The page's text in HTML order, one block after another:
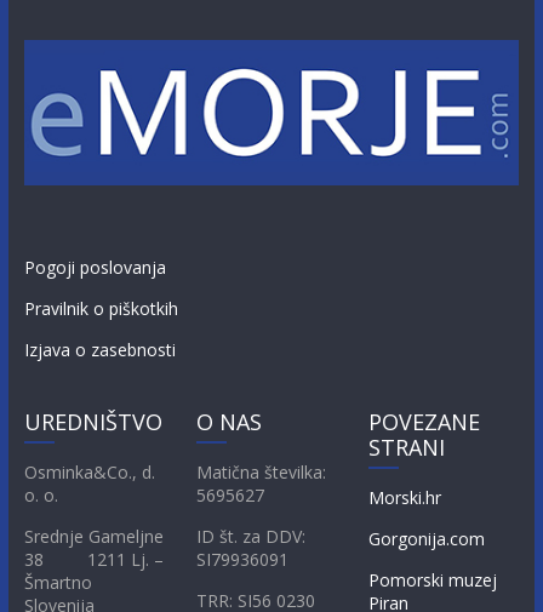
Pogoji poslovanja
Pravilnik o piškotkih
Izjava o zasebnosti
UREDNIŠTVO
Osminka&Co., d.
o. o.
Srednje Gameljne
38 1211 Lj. –
Šmartno
Slovenija
O NAS
Matična številka:
5695627
ID št. za DDV:
SI79936091
TRR: SI56 0230
POVEZANE
STRANI
Morski.hr
Gorgonija.com
Pomorski muzej
Piran